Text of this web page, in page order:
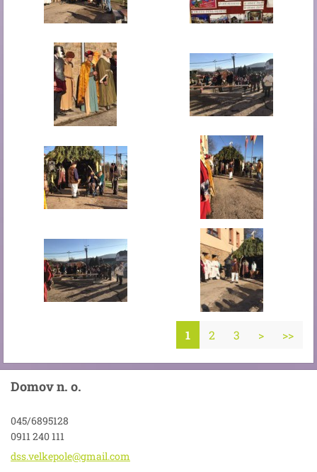
1 2 3 > >>
Domov n. o.
045/6895128
0911 240 111
dss.velkepole@gmail.com